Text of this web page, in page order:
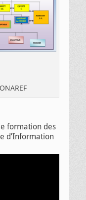
formation des
d’Information